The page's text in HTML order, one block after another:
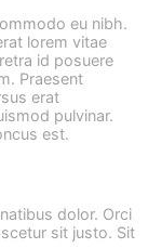
eu nibh.
lorem vitae
id posuere
Praesent
erat
pulvinar.
est.
dolor. Orci
sit justo. Sit